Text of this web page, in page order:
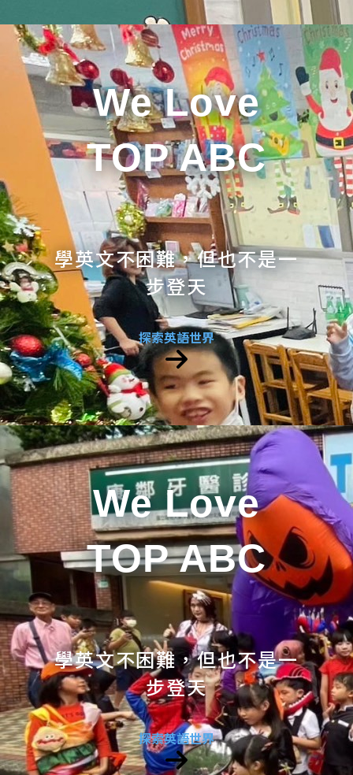
We Love
TOP ABC
學英文不困難，但也不是一
步登天
探索英語世界
We Love
TOP ABC
學英文不困難，但也不是一
步登天
探索英語世界